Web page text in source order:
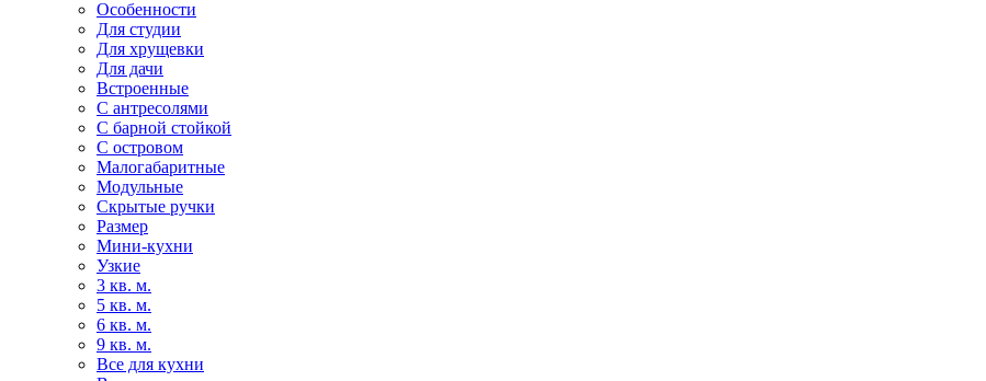
Особенности
Для студии
Для хрущевки
Для дачи
Встроенные
С антресолями
С барной стойкой
С островом
Малогабаритные
Модульные
Скрытые ручки
Размер
Мини-кухни
Узкие
3 кв. м.
5 кв. м.
6 кв. м.
9 кв. м.
Все для кухни